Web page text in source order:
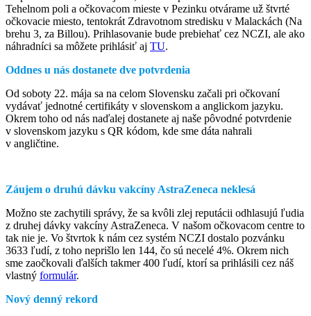
Tehelnom poli a očkovacom mieste v Pezinku otvárame už štvrté
očkovacie miesto, tentokrát Zdravotnom stredisku v Malackách (Na
brehu 3, za Billou). Prihlasovanie bude prebiehať cez NCZI, ale ako
náhradníci sa môžete prihlásiť aj TU.
Oddnes u nás dostanete dve potvrdenia
Od soboty 22. mája sa na celom Slovensku začali pri očkovaní
vydávať jednotné certifikáty v slovenskom a anglickom jazyku.
Okrem toho od nás naďalej dostanete aj naše pôvodné potvrdenie
v slovenskom jazyku s QR kódom, kde sme dáta nahrali
v angličtine.
Záujem o druhú dávku vakcíny AstraZeneca neklesá
Možno ste zachytili správy, že sa kvôli zlej reputácii odhlasujú ľudia
z druhej dávky vakcíny AstraZeneca. V našom očkovacom centre to
tak nie je. Vo štvrtok k nám cez systém NCZI dostalo pozvánku
3633 ľudí, z toho neprišlo len 144, čo sú necelé 4%. Okrem nich
sme zaočkovali ďalších takmer 400 ľudí, ktorí sa prihlásili cez náš
vlastný formulár.
Nový denný rekord